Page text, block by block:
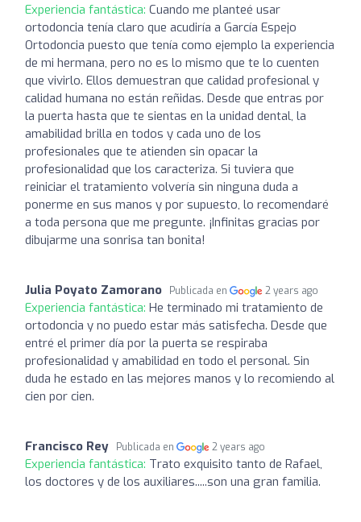
Experiencia fantástica: Cuando me planteé usar
ortodoncia tenía claro que acudiría a García Espejo
Ortodoncia puesto que tenía como ejemplo la experiencia
de mi hermana, pero no es lo mismo que te lo cuenten
que vivirlo. Ellos demuestran que calidad profesional y
calidad humana no están reñidas. Desde que entras por
la puerta hasta que te sientas en la unidad dental, la
amabilidad brilla en todos y cada uno de los
profesionales que te atienden sin opacar la
profesionalidad que los caracteriza. Si tuviera que
reiniciar el tratamiento volvería sin ninguna duda a
ponerme en sus manos y por supuesto, lo recomendaré
a toda persona que me pregunte. ¡Infinitas gracias por
dibujarme una sonrisa tan bonita!
Julia Poyato Zamorano Publicada en 2 years ago
Experiencia fantástica: He terminado mi tratamiento de
ortodoncia y no puedo estar más satisfecha. Desde que
entré el primer día por la puerta se respiraba
profesionalidad y amabilidad en todo el personal. Sin
duda he estado en las mejores manos y lo recomiendo al
cien por cien.
Francisco Rey Publicada en 2 years ago
Experiencia fantástica: Trato exquisito tanto de Rafael,
los doctores y de los auxiliares.....son una gran familia.